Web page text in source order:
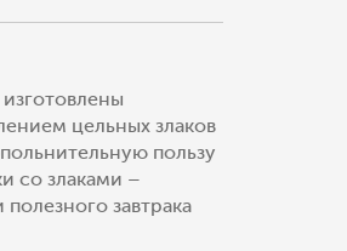
цельных злаков
пользу
со злаками –
завтрака